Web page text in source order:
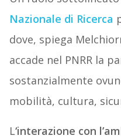
Nazionale di Ricerca
dove, spiega
accade nel PNRR la
sostanzialmente
mobilità, cultura,
L‘interazione con